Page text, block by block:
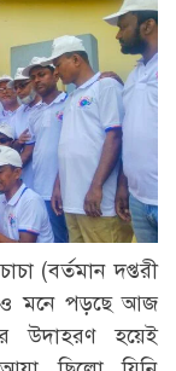
(বর্তমান দপ্তরী
মনে পড়ছে আজ
উদাহরণ হয়েই